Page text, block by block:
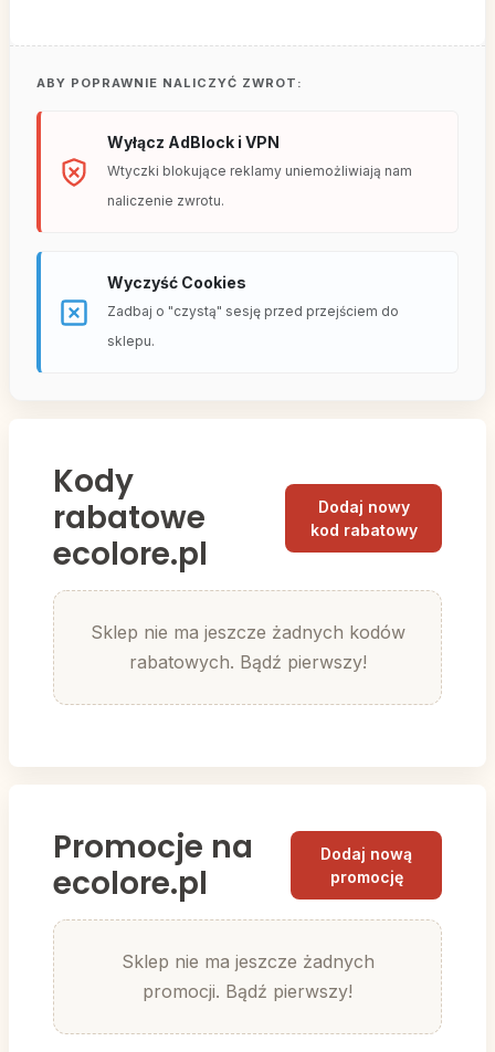
ABY POPRAWNIE NALICZYĆ ZWROT:
Wyłącz AdBlock i VPN
Wtyczki blokujące reklamy uniemożliwiają nam
naliczenie zwrotu.
Wyczyść Cookies
Zadbaj o "czystą" sesję przed przejściem do
sklepu.
Kody
rabatowe
ecolore.pl
Dodaj nowy
kod rabatowy
Sklep nie ma jeszcze żadnych kodów
rabatowych. Bądź pierwszy!
Promocje na
ecolore.pl
Dodaj nową
promocję
Sklep nie ma jeszcze żadnych
promocji. Bądź pierwszy!